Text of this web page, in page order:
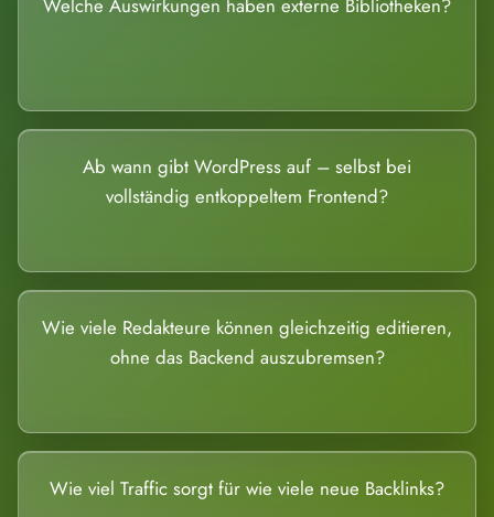
Ab wann gibt WordPress auf – selbst bei
vollständig entkoppeltem Frontend?
Wie viele Redakteure können gleichzeitig editieren,
ohne das Backend auszubremsen?
Wie viel Traffic sorgt für wie viele neue Backlinks?